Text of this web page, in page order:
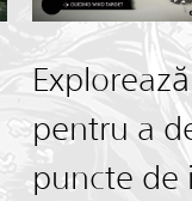
pentru a
puncte de